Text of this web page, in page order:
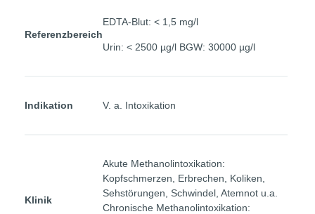
Referenzbereich
EDTA-Blut: < 1,5 mg/l
Urin: < 2500 µg/l BGW: 30000 µg/l
Indikation V. a. Intoxikation
Klinik
Akute Methanolintoxikation:
Kopfschmerzen, Erbrechen, Koliken,
Sehstörungen, Schwindel, Atemnot u.a.
Chronische Methanolintoxikation: